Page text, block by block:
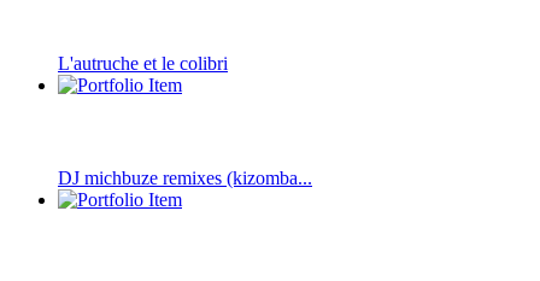
L'autruche et le colibri
DJ michbuze remixes (kizomba...